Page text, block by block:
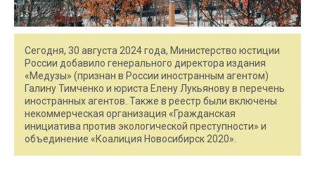
Сегодня, 30 августа 2024 года, Министерство юстиции
России добавило генерального директора издания
«Медузы» (признан в России иностранным агентом)
Галину Тимченко и юриста Елену Лукьянову в перечень
иностранных агентов. Также в реестр были включены
некоммерческая организация «Гражданская
инициатива против экологической преступности» и
объединение «Коалиция Новосибирск 2020».